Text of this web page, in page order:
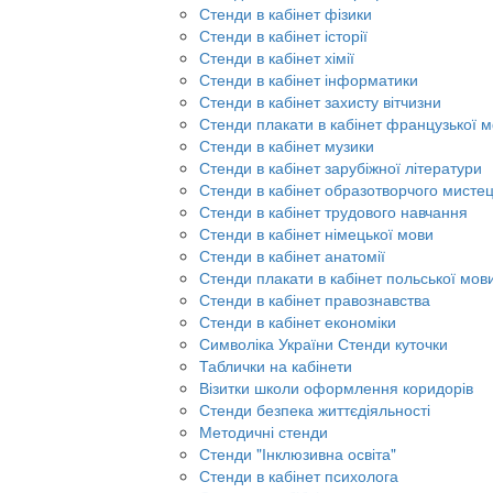
Стенди в кабінет фізики
Стенди в кабінет історії
Стенди в кабінет хімії
Стенди в кабінет інформатики
Стенди в кабінет захисту вітчизни
Стенди плакати в кабінет французької
Стенди в кабінет музики
Стенди в кабінет зарубіжної літератури
Стенди в кабінет образотворчого
Стенди в кабінет трудового навчання
Стенди в кабінет німецької мови
Стенди в кабінет анатомії
Стенди плакати в кабінет польської
Стенди в кабінет правознавства
Стенди в кабінет економіки
Символіка України Стенди куточки
Таблички на кабінети
Візитки школи оформлення коридорів
Стенди безпека життєдіяльності
Методичні стенди
Стенди "Інклюзивна освіта"
Стенди в кабінет психолога